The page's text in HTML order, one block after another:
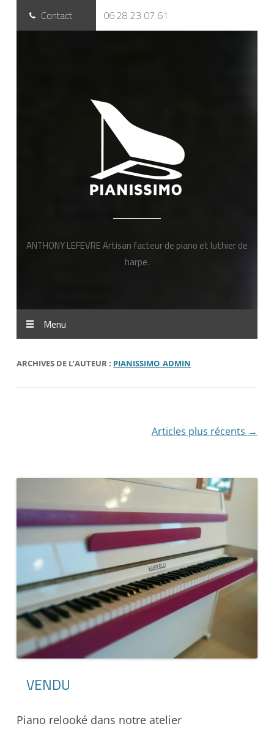
Contact 06 28 23 07 61
ANTHONY LEFEVRE Artisan facteur de piano et luthier de
harpe.
Menu
ARCHIVES DE L’AUTEUR : PIANISSIMO_ADMIN
Articles plus récents →
VENDU
Piano relooké dans notre atelier